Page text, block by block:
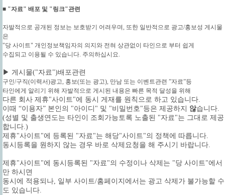
■ "자료" 배포 및 "링크"관련
자발적으로 공개된 정보는 보호받기 어려우며, 또한 일반적으로 광고/홍보성 게시물
은
"당 사이트" 개인정보책임자의 의지와 전혀 상관없이 타인으로 부터 쉽게
수집되고 이용될 수 있습니다. 주의하십시요.
▶ 게시물("자료")배포관련
구인/구직(이력서)광고, 홍보(또는 광고), 만남 또는 이벤트관련 ”자료”등
타인에게 알리기 위해 자발적으로 게시된 내용은 빠른 목적 달성을 위해
다른 회사 제휴"사이트"에 동시 게재를 원칙으로 하고 있습니다.
이때 “이용자” 본인의 "아이디" 및 "비밀번호"등은 제공하지 않습니다.
(성별 및 출생연도는 타인이 조회가능토록 노출된 "자료"는 그대로 제공
합니다.)
제휴"사이트"에 등록된 "자료"는 해당"사이트"의 정책에 따릅니다.
동시등록을 원하지 않는 경우 바로 삭제요청을 해 주시기 바랍니다.
제휴"사이트"에 동시등록된 "자료"의 수정이나 삭제는 "당 사이트"에서
만 하시면
동시에 적용되나, 일부 사이트/홈페이지에서는 광고 삭제가 불가능할 수
도 있습니다.